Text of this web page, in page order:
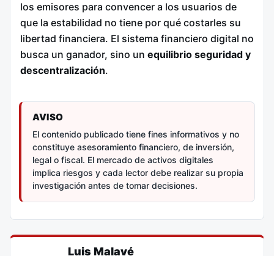
los emisores para convencer a los usuarios de
que la estabilidad no tiene por qué costarles su
libertad financiera. El sistema financiero digital no
busca un ganador, sino un equilibrio seguridad y
descentralización.
AVISO
El contenido publicado tiene fines informativos y no
constituye asesoramiento financiero, de inversión,
legal o fiscal. El mercado de activos digitales
implica riesgos y cada lector debe realizar su propia
investigación antes de tomar decisiones.
Luis Malavé